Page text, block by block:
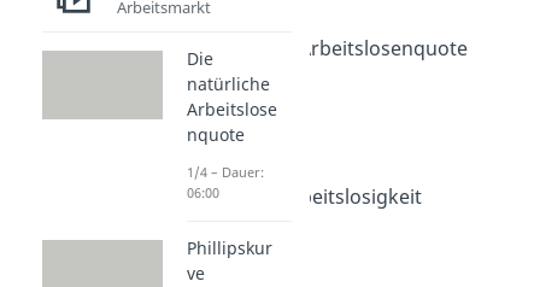
Die natürliche Arbeitslosenquote
Dauer: 06:00
Phillipskurve
Lohnpolitik
Dauer: 05:12
Strukturelle Arbeitslosigkeit
Arbeitsmarkt
Die
natürliche
Arbeitslose
nquote
1/4 – Dauer:
06:00
Phillipskur
ve